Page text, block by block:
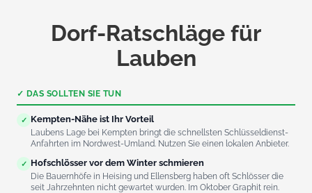
Dorf-Ratschläge für
Lauben
✓ DAS SOLLTEN SIE TUN
✓ Kempten-Nähe ist Ihr Vorteil
Laubens Lage bei Kempten bringt die schnellsten Schlüsseldienst-
Anfahrten im Nordwest-Umland. Nutzen Sie einen lokalen Anbieter.
✓ Hofschlösser vor dem Winter schmieren
Die Bauernhöfe in Heising und Ellensberg haben oft Schlösser die
seit Jahrzehnten nicht gewartet wurden. Im Oktober Graphit rein.